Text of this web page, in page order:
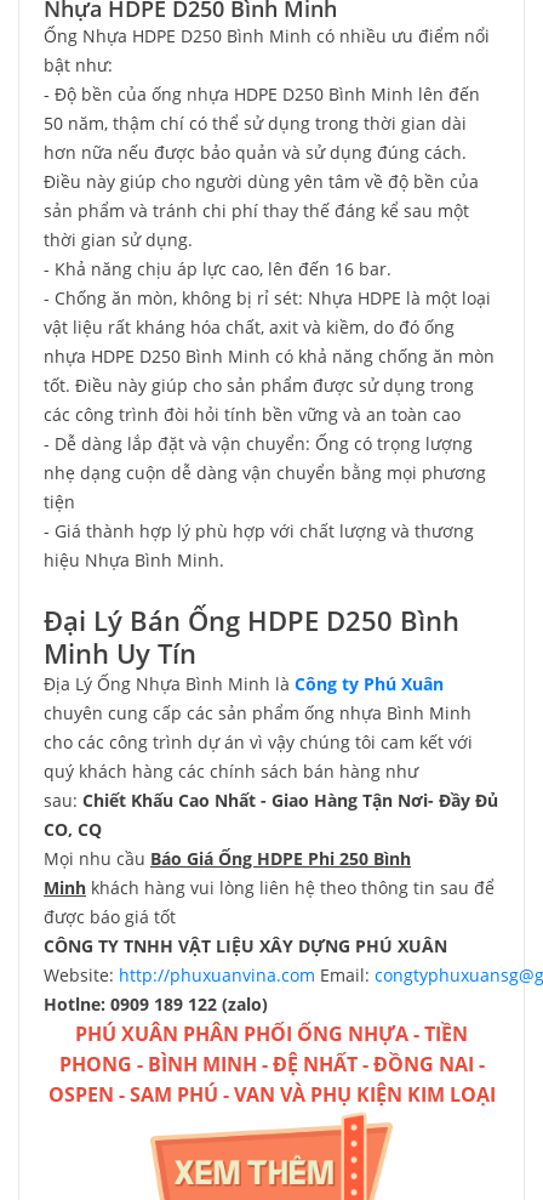
Nhựa HDPE D250 Bình Minh
Ống Nhựa HDPE D250 Bình Minh có nhiều ưu điểm nổi
bật như:
- Độ bền của ống nhựa HDPE D250 Bình Minh lên đến
50 năm, thậm chí có thể sử dụng trong thời gian dài
hơn nữa nếu được bảo quản và sử dụng đúng cách.
Điều này giúp cho người dùng yên tâm về độ bền của
sản phẩm và tránh chi phí thay thế đáng kể sau một
thời gian sử dụng.
- Khả năng chịu áp lực cao, lên đến 16 bar.
- Chống ăn mòn, không bị rỉ sét: Nhựa HDPE là một loại
vật liệu rất kháng hóa chất, axit và kiềm, do đó ống
nhựa HDPE D250 Bình Minh có khả năng chống ăn mòn
tốt. Điều này giúp cho sản phẩm được sử dụng trong
các công trình đòi hỏi tính bền vững và an toàn cao
- Dễ dàng lắp đặt và vận chuyển: Ống có trọng lượng
nhẹ dạng cuộn dễ dàng vận chuyển bằng mọi phương
tiện
- Giá thành hợp lý phù hợp với chất lượng và thương
hiệu Nhựa Bình Minh.
Đại Lý Bán Ống HDPE D250 Bình
Minh Uy Tín
Địa Lý Ống Nhựa Bình Minh là Công ty Phú Xuân
chuyên cung cấp các sản phẩm ống nhựa Bình Minh
cho các công trình dự án vì vậy chúng tôi cam kết với
quý khách hàng các chính sách bán hàng như
sau: Chiết Khấu Cao Nhất - Giao Hàng Tận Nơi- Đầy Đủ
CO, CQ
Mọi nhu cầu Báo Giá Ống HDPE Phi 250 Bình
Minh khách hàng vui lòng liên hệ theo thông tin sau để
được báo giá tốt
CÔNG TY TNHH VẬT LIỆU XÂY DỰNG PHÚ XUÂN
Website: http://phuxuanvina.com Email:
Hotlne: 0909 189 122 (zalo)
PHÚ XUÂN PHÂN PHỐI ỐNG NHỰA-TIỀN
PHONG - BÌNH MINH -ĐỆ NHẤT-ĐỒNG NAI -
OSPEN -SAM PHÚ -VAN VÀ PHỤ KIỆN KIM LOẠI